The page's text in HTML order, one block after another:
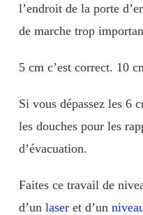
l’endroit de la porte
de marche trop
5 cm c’est correct. 10
Si vous dépassez les 6
les douches pour les
d’évacuation.
Faites ce travail de
d’un laseret d’un